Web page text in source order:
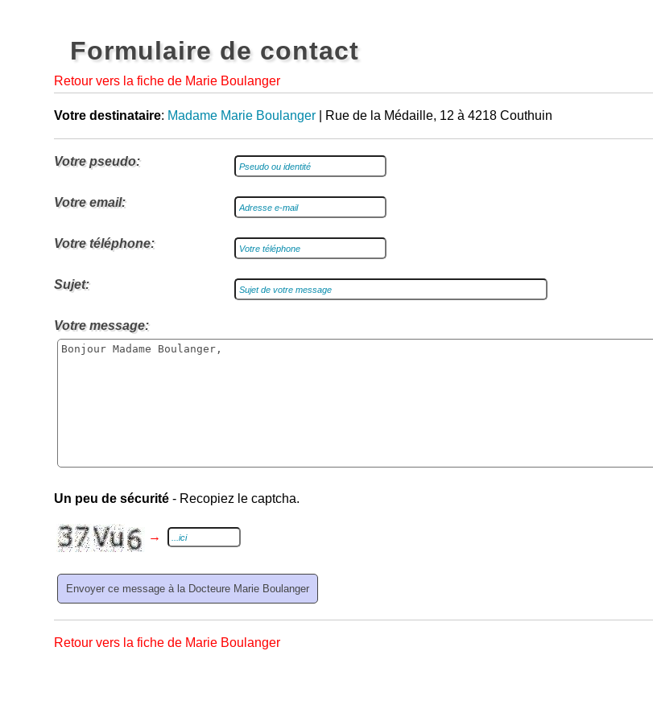
Formulaire de contact
Retour vers la fiche de Marie Boulanger
Votre destinataire: Madame Marie Boulanger | Rue de la Médaille, 12 à 4218 Couthuin
Votre pseudo:
Votre email:
Votre téléphone:
Sujet:
Votre message:
Un peu de sécurité - Recopiez le captcha.
→
Retour vers la fiche de Marie Boulanger